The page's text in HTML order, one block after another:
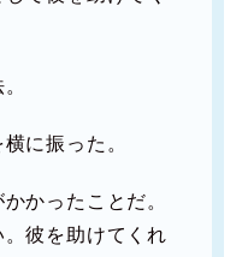
に振った。
かったことだ。
彼を助けてくれ